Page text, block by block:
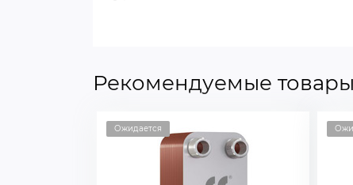
Рекомендуемые товары
Ожидается